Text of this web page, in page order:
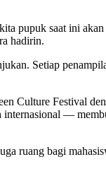
pupuk saat ini
hadirin.
Setiap
Culture Festival
—
ruang bagi